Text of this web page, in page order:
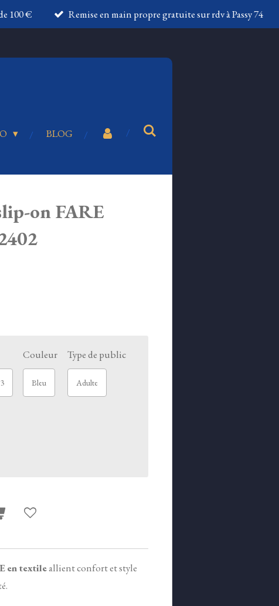
100 € Remise en main propre gratuite sur rdv à Passy 74
BLOG
on FARE
Couleur
Bleu
Type de public
Adulte
en textileallient confort et style